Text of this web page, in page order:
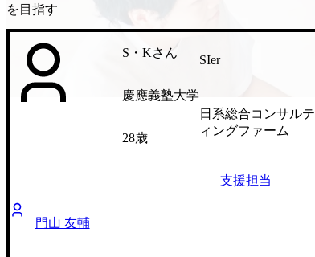
を目指す
S・Kさん
慶應義塾大学
28歳
SIer
日系総合コンサルテ
ィングファーム
支援担当
門山 友輔